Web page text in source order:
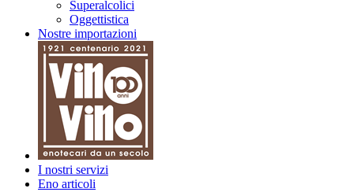
Superalcolici
Oggettistica
Nostre importazioni
I nostri servizi
Eno articoli